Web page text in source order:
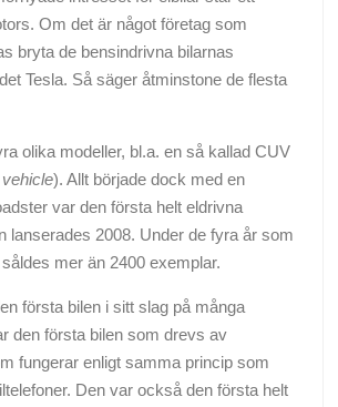
Om det är något företag som
bryta de bensindrivna bilarnas
Tesla. Så säger åtminstone de flesta
olika modeller, bl.a. en så kallad CUV
). Allt började dock med en
var den första helt eldrivna
lanserades 2008. Under de fyra år som
mer än 2400 exemplar.
första bilen i sitt slag på många
den första bilen som drevs av
fungerar enligt samma princip som
Den var också den första helt